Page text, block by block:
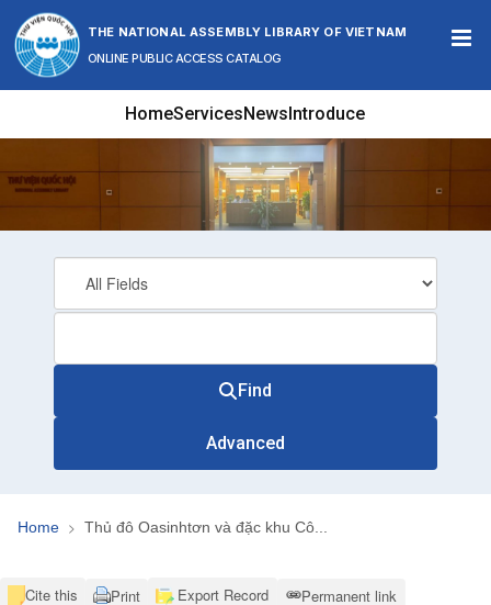
Skip to content
THE NATIONAL ASSEMBLY LIBRARY OF VIETNAM
ONLINE PUBLIC ACCESS CATALOG
HomeServicesNewsIntroduce
Find
Advanced
Home Thủ đô Oasinhtơn và đặc khu Cô...
Cite this Print Export Record Permanent link